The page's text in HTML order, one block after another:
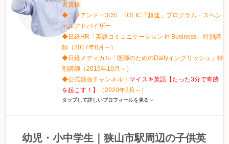
者資格
◆ニンテンドー3DS TOEIC「超速」プログラム・スペシ
ャルアドバイザー
◆日経HR「英語コミュニケーション in Business」特別講
師（2017年8月～）
◆日経メディカル「医師のためのDailyイングリッシュ」特
別講師（2019年10月～）
◆公式動画チャンネル： マイスキ英語【たった3分で奇跡
を起こす！】
（2020年2月～）
タップして詳しいプロフィールを見る
幼児・小中学生｜狭山市駅周辺の子供英